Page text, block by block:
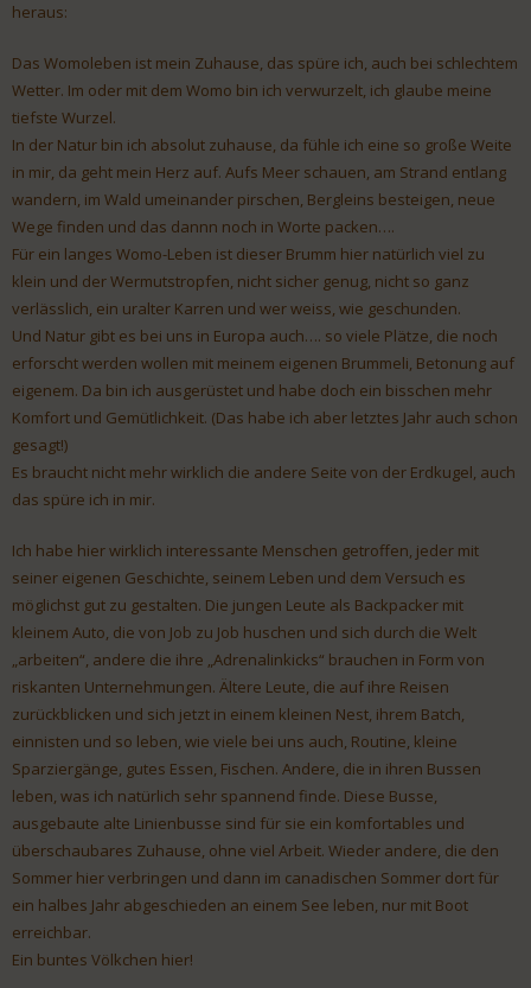
heraus:
Das Womoleben ist mein Zuhause, das spüre ich, auch bei schlechtem
Wetter. Im oder mit dem Womo bin ich verwurzelt, ich glaube meine
tiefste Wurzel.
In der Natur bin ich absolut zuhause, da fühle ich eine so große Weite
in mir, da geht mein Herz auf. Aufs Meer schauen, am Strand entlang
wandern, im Wald umeinander pirschen, Bergleins besteigen, neue
Wege finden und das dannn noch in Worte packen….
Für ein langes Womo-Leben ist dieser Brumm hier natürlich viel zu
klein und der Wermutstropfen, nicht sicher genug, nicht so ganz
verlässlich, ein uralter Karren und wer weiss, wie geschunden.
Und Natur gibt es bei uns in Europa auch…. so viele Plätze, die noch
erforscht werden wollen mit meinem eigenen Brummeli, Betonung auf
eigenem. Da bin ich ausgerüstet und habe doch ein bisschen mehr
Komfort und Gemütlichkeit. (Das habe ich aber letztes Jahr auch schon
gesagt!)
Es braucht nicht mehr wirklich die andere Seite von der Erdkugel, auch
das spüre ich in mir.
Ich habe hier wirklich interessante Menschen getroffen, jeder mit
seiner eigenen Geschichte, seinem Leben und dem Versuch es
möglichst gut zu gestalten. Die jungen Leute als Backpacker mit
kleinem Auto, die von Job zu Job huschen und sich durch die Welt
„arbeiten“, andere die ihre „Adrenalinkicks“ brauchen in Form von
riskanten Unternehmungen. Ältere Leute, die auf ihre Reisen
zurückblicken und sich jetzt in einem kleinen Nest, ihrem Batch,
einnisten und so leben, wie viele bei uns auch, Routine, kleine
Sparziergänge, gutes Essen, Fischen. Andere, die in ihren Bussen
leben, was ich natürlich sehr spannend finde. Diese Busse,
ausgebaute alte Linienbusse sind für sie ein komfortables und
überschaubares Zuhause, ohne viel Arbeit. Wieder andere, die den
Sommer hier verbringen und dann im canadischen Sommer dort für
ein halbes Jahr abgeschieden an einem See leben, nur mit Boot
erreichbar.
Ein buntes Völkchen hier!